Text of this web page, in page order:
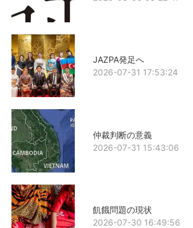
JAZPA発足へ
2026-07-31 17:53:24
仲裁判断の意義
2026-07-31 15:43:06
飢餓問題の現状
2026-07-30 16:49:56